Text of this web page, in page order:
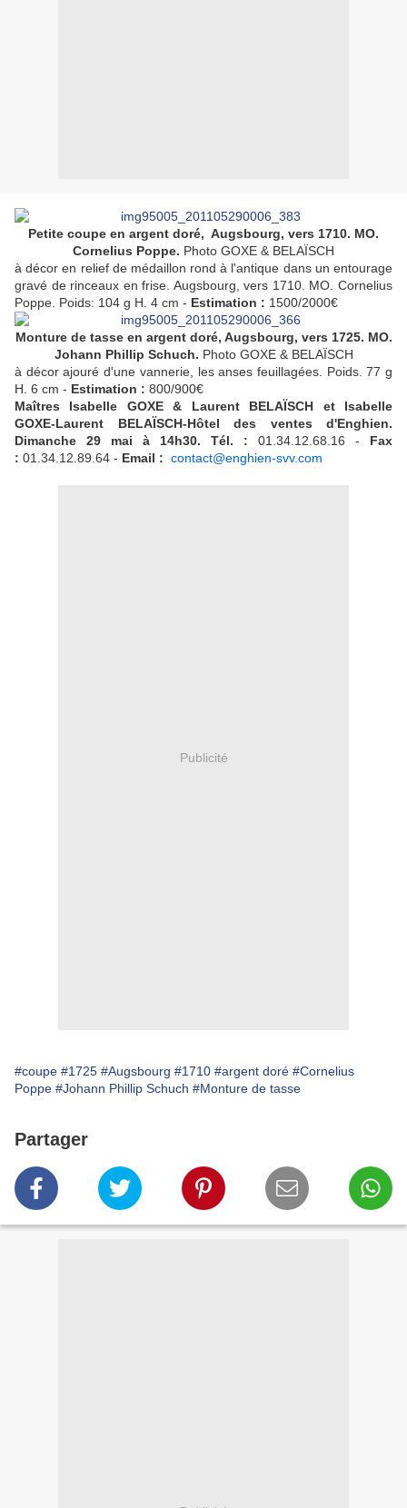
Petite coupe en argent doré, Augsbourg, vers 1710. MO.
Cornelius Poppe. Photo GOXE & BELAÏSCH
à décor en relief de médaillon rond à l'antique dans un entourage
gravé de rinceaux en frise. Augsbourg, vers 1710. MO. Cornelius
Poppe. Poids: 104 g H. 4 cm - Estimation : 1500/2000€
Monture de tasse en argent doré, Augsbourg, vers 1725. MO.
Johann Phillip Schuch. Photo GOXE & BELAÏSCH
à décor ajouré d'une vannerie, les anses feuillagées. Poids. 77 g
H. 6 cm - Estimation : 800/900€
Maîtres Isabelle GOXE & Laurent BELAÏSCH et Isabelle
GOXE-Laurent BELAÏSCH-Hôtel des ventes d'Enghien.
Dimanche 29 mai à 14h30. Tél. : 01.34.12.68.16 - Fax
: 01.34.12.89.64 - Email : contact@enghien-svv.com
Publicité
#coupe #1725 #Augsbourg #1710 #argent doré #Cornelius
Poppe #Johann Phillip Schuch #Monture de tasse
Partager